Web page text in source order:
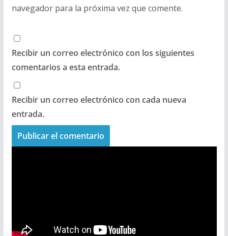
navegador para la próxima vez que comente.
Recibir un correo electrónico con los siguientes
comentarios a esta entrada.
Recibir un correo electrónico con cada nueva
entrada.